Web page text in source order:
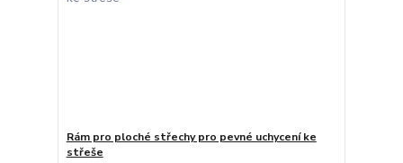
Rám pro ploché střechy pro pevné uchycení ke
střeše